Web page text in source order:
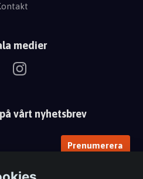
medier
vårt nyhetsbrev
Prenumerera